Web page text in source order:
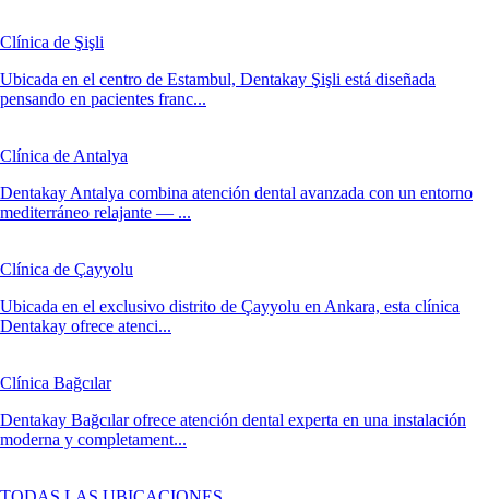
Clínica de Şişli
Ubicada en el centro de Estambul, Dentakay Şişli está diseñada
pensando en pacientes franc...
Clínica de Antalya
Dentakay Antalya combina atención dental avanzada con un entorno
mediterráneo relajante — ...
Clínica de Çayyolu
Ubicada en el exclusivo distrito de Çayyolu en Ankara, esta clínica
Dentakay ofrece atenci...
Clínica Bağcılar
Dentakay Bağcılar ofrece atención dental experta en una instalación
moderna y completament...